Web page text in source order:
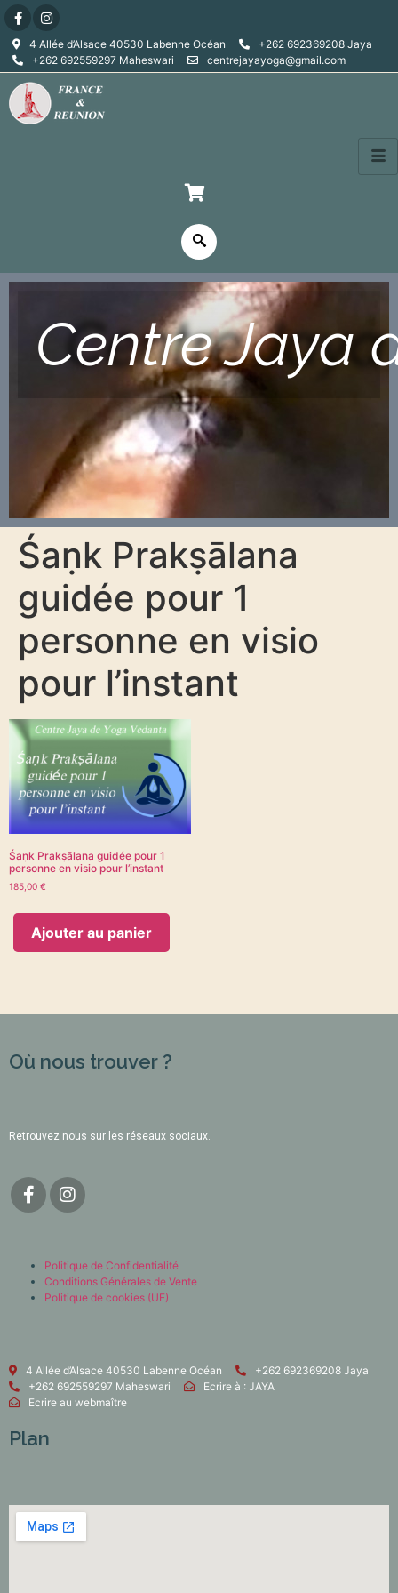
4 Allée d’Alsace 40530 Labenne Océan
+262 692369208 Jaya
+262 692559297 Maheswari
centrejayayoga@gmail.com
Centre Jaya
Śaṇk Prakṣālana
guidée pour 1
personne en visio
pour l’instant
Śaṇk Prakṣālana guidée pour 1
personne en visio pour l’instant
185,00 €
Ajouter au panier
Où nous trouver ?
Retrouvez nous sur les réseaux sociaux.
Politique de Confidentialité
Conditions Générales de Vente
Politique de cookies (UE)
4 Allée d’Alsace 40530 Labenne Océan
+262 692369208 Jaya
+262 692559297 Maheswari
Ecrire à : JAYA
Ecrire au webmaître
Plan